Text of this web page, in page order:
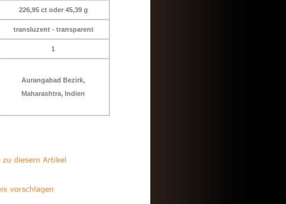
226,95 ct oder 45,39 g
transluzent - transparent
1
Aurangabad Bezirk,
Maharashtra, Indien